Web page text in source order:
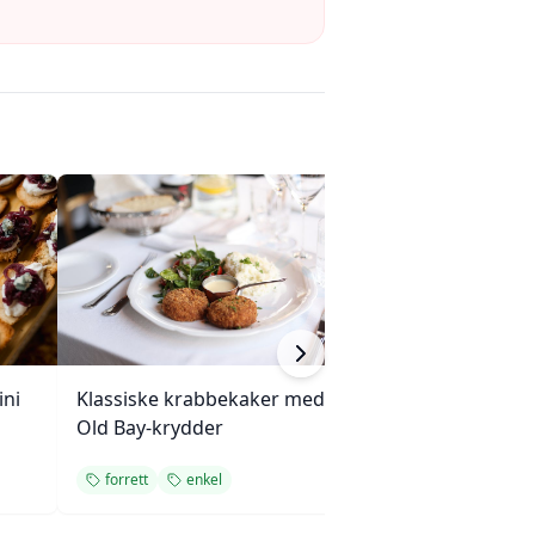
Klassiske krabbekaker med
Old Bay-krydder
forrett enkel